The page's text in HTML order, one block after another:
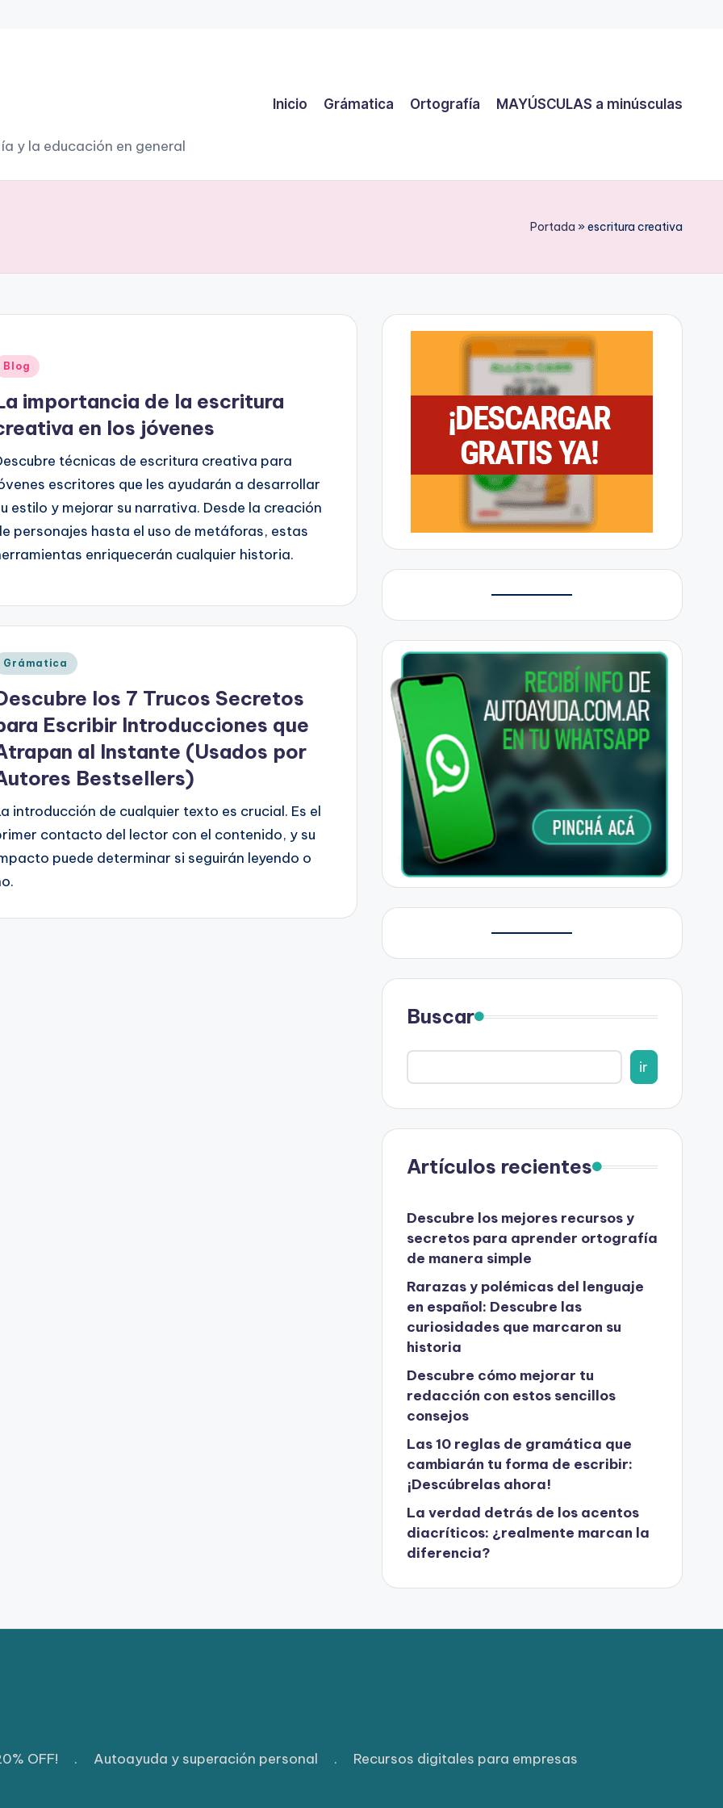
y la educación en general
Inicio Grámatica Ortografía MAYÚSCULAS a minúsculas
Portada »escritura creativa
Blog
importancia de la escritura
en los jóvenes
técnicas de escritura creativa para
escritores que les ayudarán a desarrollar
estilo y mejorar su narrativa. Desde la creación
personajes hasta el uso de metáforas, estas
enriquecerán cualquier historia.
Grámatica
los 7 Trucos Secretos
Escribir Introducciones que
al Instante (Usados por
Bestsellers)
introducción de cualquier texto es crucial. Es el
contacto del lector con el contenido, y su
puede determinar si seguirán leyendo o
Buscar
ir
Artículos recientes
Descubre los mejores recursos y
secretos para aprender ortografía
de manera simple
Rarazas y polémicas del lenguaje
en español: Descubre las
curiosidades que marcaron su
historia
Descubre cómo mejorar tu
redacción con estos sencillos
consejos
Las 10 reglas de gramática que
cambiarán tu forma de escribir:
¡Descúbrelas ahora!
La verdad detrás de los acentos
diacríticos: ¿realmente marcan la
diferencia?
OFF! . Autoayuda y superación personal . Recursos digitales para empresas